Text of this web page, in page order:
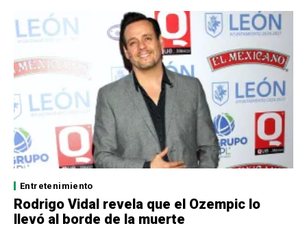
Entretenimiento
Rodrigo Vidal revela que el Ozempic lo
llevó al borde de la muerte